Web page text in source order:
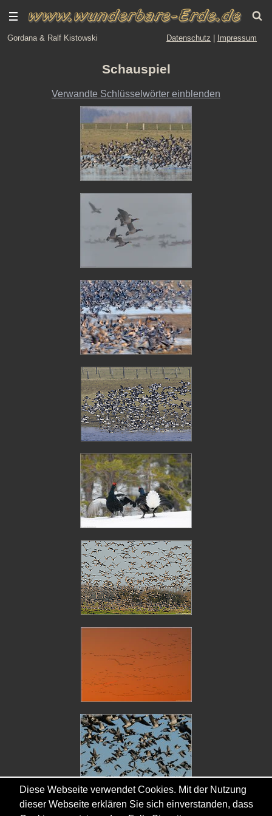
Gordana & Ralf Kistowski Datenschutz Impressum
Schauspiel
Verwandte Schlüsselwörter einblenden
Diese Webseite verwendet Cookies. Mit der Nutzung
dieser Webseite erklären Sie sich einverstanden, dass